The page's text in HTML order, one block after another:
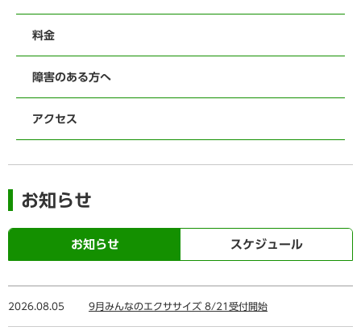
料金
障害のある方へ
アクセス
お知らせ
お知らせ スケジュール
2026.08.05 9月みんなのエクササイズ 8/21受付開始